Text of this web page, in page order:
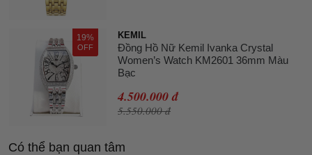
19%
OFF
KEMIL
Đồng Hồ Nữ Kemil Ivanka Crystal
Women’s Watch KM2601 36mm Màu
Bạc
4.500.000 đ
5.550.000 đ
Có thể bạn quan tâm